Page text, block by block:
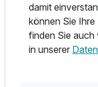
damit
können Sie
finden Sie
in unserer